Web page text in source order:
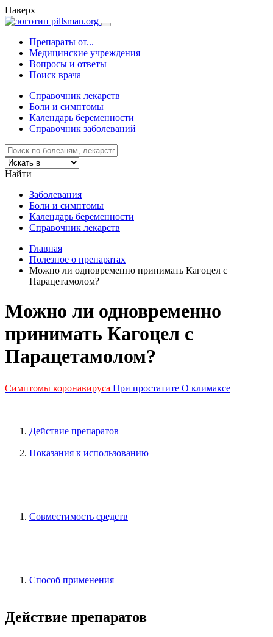
Наверх
Препараты от...
Медицинские учреждения
Вопросы и ответы
Поиск врача
Справочник лекарств
Боли и симптомы
Календарь беременности
Справочник заболеваний
Найти
Заболевания
Боли и симптомы
Календарь беременности
Справочник лекарств
Главная
Полезное о препаратах
Можно ли одновременно принимать Кагоцел с
Парацетамолом?
Можно ли одновременно
принимать Кагоцел с
Парацетамолом?
Симптомы коронавируса При простатите О климаксе
Действие препаратов
Показания к использованию
Совместимость средств
Способ применения
Действие препаратов